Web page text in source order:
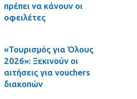
πρέπει να κάνουν οι
οφειλέτες
«Τουρισμός για Όλους
2026»: Ξεκινούν οι
αιτήσεις για vouchers
διακοπών